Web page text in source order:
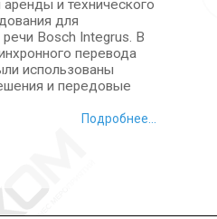
и технического
для
Bosch Integrus. В
перевода
использованы
и передовые
Подробнее...